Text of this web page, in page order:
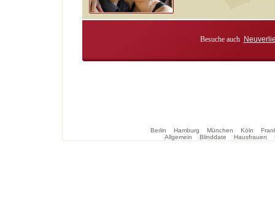
Besuche auch
Berlin Hamburg München Köln
Allgemein
Blinddate Hausfrauen